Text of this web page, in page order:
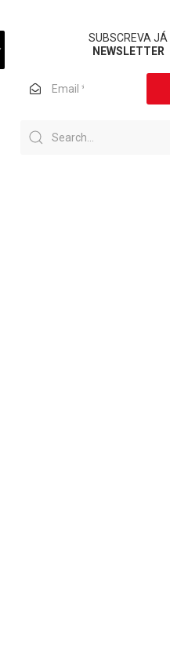
SUBSCREVA JÁ
NEWSLETTER